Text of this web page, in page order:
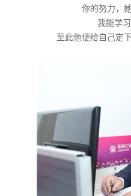
你的努力，
我能学
至此他便给自己定